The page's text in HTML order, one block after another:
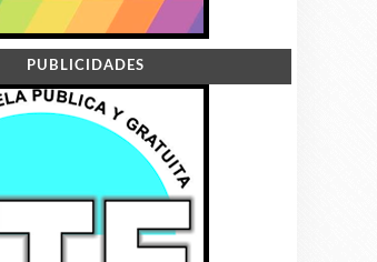
PUBLICIDADES